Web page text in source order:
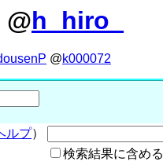
h_hiro_
@k000072
ルプ）
検索結果に含める